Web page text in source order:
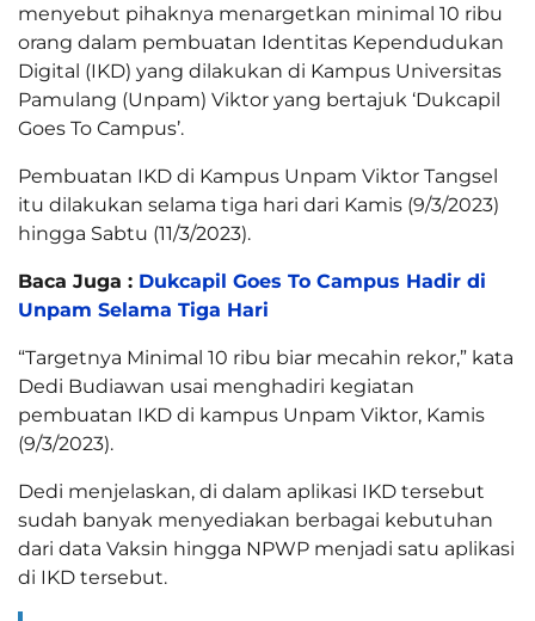
menyebut pihaknya menargetkan minimal 10 ribu
orang dalam pembuatan Identitas Kependudukan
Digital (IKD) yang dilakukan di Kampus Universitas
Pamulang (Unpam) Viktor yang bertajuk ‘Dukcapil
Goes To Campus’.
Pembuatan IKD di Kampus Unpam Viktor Tangsel
itu dilakukan selama tiga hari dari Kamis (9/3/2023)
hingga Sabtu (11/3/2023).
Baca Juga : Dukcapil Goes To Campus Hadir di
Unpam Selama Tiga Hari
“Targetnya Minimal 10 ribu biar mecahin rekor,” kata
Dedi Budiawan usai menghadiri kegiatan
pembuatan IKD di kampus Unpam Viktor, Kamis
(9/3/2023).
Dedi menjelaskan, di dalam aplikasi IKD tersebut
sudah banyak menyediakan berbagai kebutuhan
dari data Vaksin hingga NPWP menjadi satu aplikasi
di IKD tersebut.